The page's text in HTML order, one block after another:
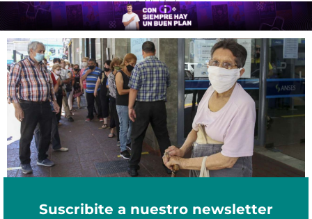
- Publicidad -
¿Cómo sacar el certificado de supervivencia por internet?
Mayo 29, 2022
Suscribite a nuestro newsletter